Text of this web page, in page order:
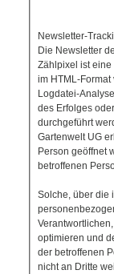
Newsletter-
Die Newsletter
Zählpixel ist
im HTML-
Logdatei-
des Erfolges
durchgeführt
Gartenwelt UG
Person geöffnet
betroffenen
Solche, über die
optimieren und
der betroffenen
nicht an Dritte